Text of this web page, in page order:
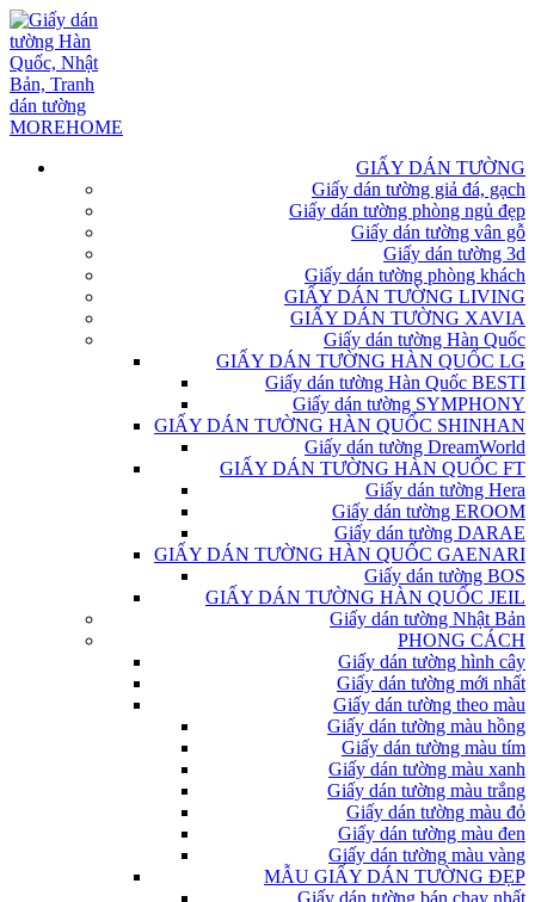
GIẤY DÁN TƯỜNG
Giấy dán tường giả đá, gạch
Giấy dán tường phòng ngủ đẹp
Giấy dán tường vân gỗ
Giấy dán tường 3d
Giấy dán tường phòng khách
GIẤY DÁN TƯỜNG LIVING
GIẤY DÁN TƯỜNG XAVIA
Giấy dán tường Hàn Quốc
GIẤY DÁN TƯỜNG HÀN QUỐC LG
Giấy dán tường Hàn Quốc BESTI
Giấy dán tường SYMPHONY
GIẤY DÁN TƯỜNG HÀN QUỐC SHINHAN
Giấy dán tường DreamWorld
GIẤY DÁN TƯỜNG HÀN QUỐC FT
Giấy dán tường Hera
Giấy dán tường EROOM
Giấy dán tường DARAE
GIẤY DÁN TƯỜNG HÀN QUỐC GAENARI
Giấy dán tường BOS
GIẤY DÁN TƯỜNG HÀN QUỐC JEIL
Giấy dán tường Nhật Bản
PHONG CÁCH
Giấy dán tường hình cây
Giấy dán tường mới nhất
Giấy dán tường theo màu
Giấy dán tường màu hồng
Giấy dán tường màu tím
Giấy dán tường màu xanh
Giấy dán tường màu trắng
Giấy dán tường màu đỏ
Giấy dán tường màu đen
Giấy dán tường màu vàng
MẪU GIẤY DÁN TƯỜNG ĐẸP
Giấy dán tường bán chạy nhất